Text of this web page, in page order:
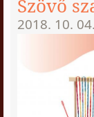
Szövő
2018. 10. 04.